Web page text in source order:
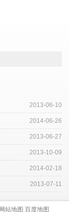
2013-06-10
2014-06-26
2013-06-27
2013-10-09
2014-02-18
2013-07-11
网站地图 百度地图